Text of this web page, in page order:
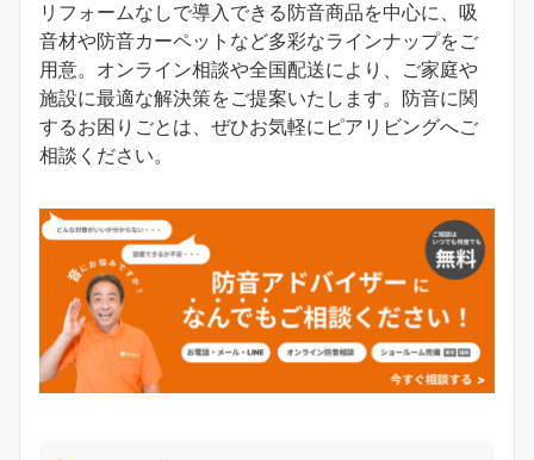
リフォームなしで導入できる防音商品を中心に、吸
音材や防音カーペットなど多彩なラインナップをご
用意。オンライン相談や全国配送により、ご家庭や
施設に最適な解決策をご提案いたします。防音に関
するお困りごとは、ぜひお気軽にピアリビングへご
相談ください。